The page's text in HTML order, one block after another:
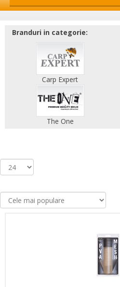
Branduri in categorie:
Carp Expert
The One